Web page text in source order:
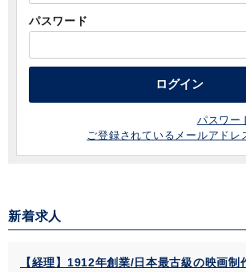
パスワード
ログイン
パスワー
ご登録されているメールアドレ
新着求人
【経理】1912年創業/日本最古級の映画